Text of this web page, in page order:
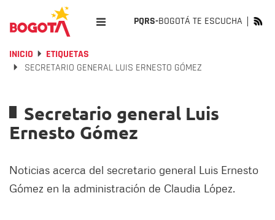
PQRS-BOGOTÁ TE ESCUCHA
INICIO
ETIQUETAS
SECRETARIO GENERAL LUIS ERNESTO GÓMEZ
Secretario general Luis
Ernesto Gómez
Noticias acerca del secretario general Luis Ernesto
Gómez en la administración de Claudia López.